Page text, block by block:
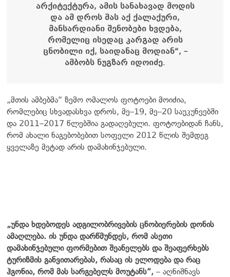
არქიტექტურა, ამის სანახავად მოდის
და ამ დროს მას აქ ქალაქური,
მანსარდიანი შენობები ხვდება,
რომელიც ისედაც კარგად არის
ცნობილი იქ, საიდანაც მოდიან“, –
ამბობს ნუგზარ იდოიძე.
„მთის ამბებმა“ ზემო ომალოს ფოტოები მოიძია,
რომლებიც სხვადასხვა დროს, მე–19, მე–20 საუკუნეებში
და 2011–2017 წლებშია გადაღებული. ფოტოებიდან ჩანს,
რომ ახალი ნაგებობებით სოფელი 2012 წლის შემდეგ
ყველაზე მეტად არის დამახინჯებული.
„უნდა ხდებოდეს ადგილობრივების ცნობიერების დონის
ამაღლება. ის უნდა დარწმუნდეს, რომ ასეთი
დამახინჯებული ფორმებით შეანელებს და შეაფერხებს
ტურიზმის განვითარებას, რასაც ის ელოდება და რაც
ჰგონია, რომ მას სარგებელს მოუტანს“, – აღნიშნავს